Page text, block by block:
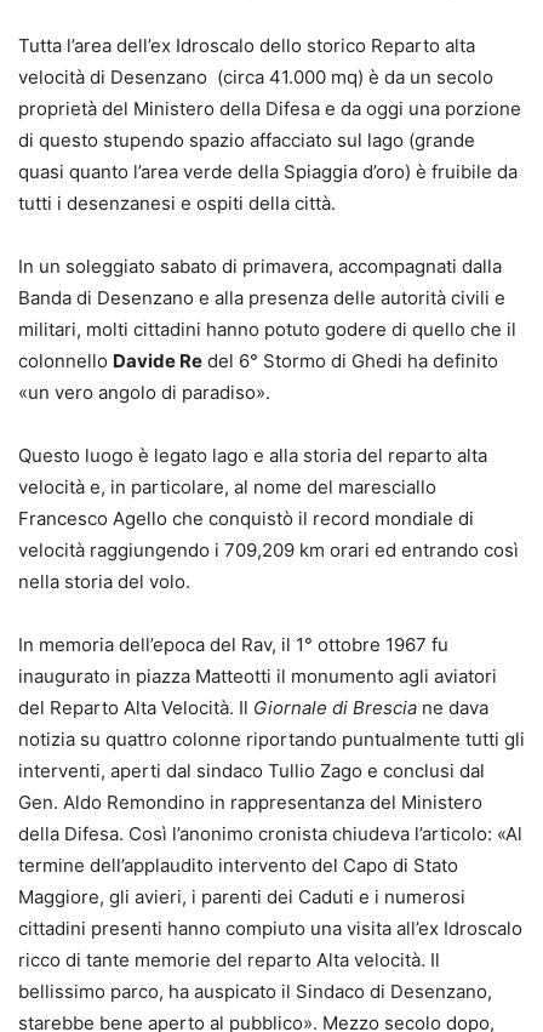
Tutta l’area dell’ex Idroscalo dello storico Reparto alta
velocità di Desenzano (circa 41.000 mq) è da un secolo
proprietà del Ministero della Difesa e da oggi una porzione
di questo stupendo spazio affacciato sul lago (grande
quasi quanto l’area verde della Spiaggia d’oro) è fruibile da
tutti i desenzanesi e ospiti della città.
In un soleggiato sabato di primavera, accompagnati dalla
Banda di Desenzano e alla presenza delle autorità civili e
militari, molti cittadini hanno potuto godere di quello che il
colonnello Davide Re del 6° Stormo di Ghedi ha definito
«un vero angolo di paradiso».
Questo luogo è legato lago e alla storia del reparto alta
velocità e, in particolare, al nome del maresciallo
Francesco Agello che conquistò il record mondiale di
velocità raggiungendo i 709,209 km orari ed entrando così
nella storia del volo.
In memoria dell’epoca del Rav, il 1° ottobre 1967 fu
inaugurato in piazza Matteotti il monumento agli aviatori
del Reparto Alta Velocità. Il Giornale di Brescia ne dava
notizia su quattro colonne riportando puntualmente tutti gli
interventi, aperti dal sindaco Tullio Zago e conclusi dal
Gen. Aldo Remondino in rappresentanza del Ministero
della Difesa. Così l’anonimo cronista chiudeva l’articolo: «Al
termine dell’applaudito intervento del Capo di Stato
Maggiore, gli avieri, i parenti dei Caduti e i numerosi
cittadini presenti hanno compiuto una visita all’ex Idroscalo
ricco di tante memorie del reparto Alta velocità. Il
bellissimo parco, ha auspicato il Sindaco di Desenzano,
starebbe bene aperto al pubblico». Mezzo secolo dopo,